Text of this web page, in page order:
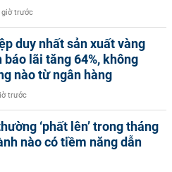
giờ trước
duy nhất sản xuất vàng
báo lãi tăng 64%, không
nào từ ngân hàng
trước
‘phất lên’ trong tháng
nào có tiềm năng dẫn